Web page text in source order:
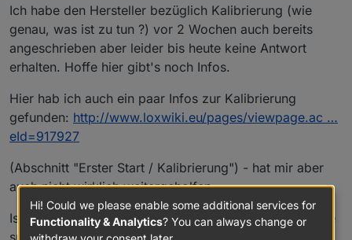
Ich habe den Hersteller bezüglich Kalibrierung (wie
genau, was ist zu tun ?) vor 2 Wochen auch bereits
angeschrieben aber leider bis heute keine Antwort
erhalten. Hoffe hier gibt's noch Infos.
Hier hab ich auch ein paar Infos zur Kalibrierung
gefunden: http://www.loxwiki.eu/pages/viewpage.ac …
eId=917927
(Abschnitt "Erster Start / Kalibrierung") - hat mir aber
auch nicht wirklich weitergeholfen.
Ist es am Ende womöglich doch so, dass man im Code
Hi! Could we please enable some additional services for
Functionality & Analytics? You can always change or